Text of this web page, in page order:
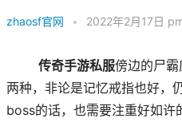
zhaosf官网 • 2022年2月17日
传奇手游私服傍边的尸
两种，非论是记忆戒指也好，
boss的话，也需要注重好如许